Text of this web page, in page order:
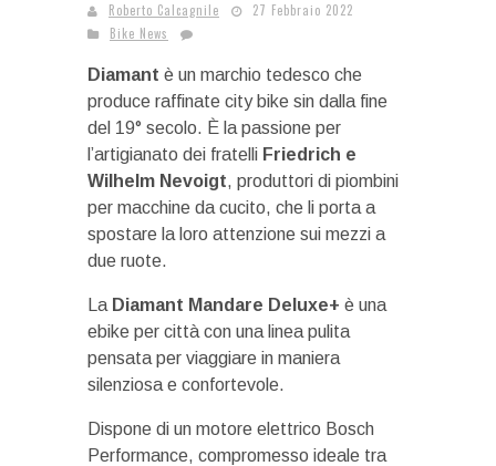
Roberto Calcagnile
27 Febbraio 2022
Bike News
Diamant è un marchio tedesco che
produce raffinate city bike sin dalla fine
del 19° secolo. È la passione per
l’artigianato dei fratelli Friedrich e
Wilhelm Nevoigt, produttori di piombini
per macchine da cucito, che li porta a
spostare la loro attenzione sui mezzi a
due ruote.
La Diamant Mandare Deluxe+ è una
ebike per città con una linea pulita
pensata per viaggiare in maniera
silenziosa e confortevole.
Dispone di un motore elettrico Bosch
Performance, compromesso ideale tra